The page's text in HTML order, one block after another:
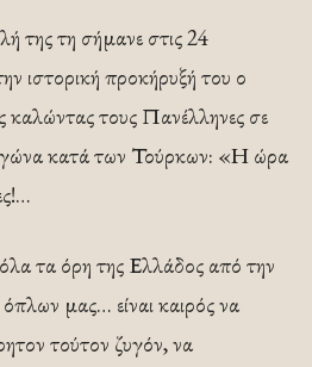
της τη σήμανε στις 24
ιστορική προκήρυξή του ο
τους Πανέλληνες σε
κατά των Τούρκων: «Η ώρα
τα όρη της Ελλάδος από την
μας… είναι καιρός να
τούτον ζυγόν, να